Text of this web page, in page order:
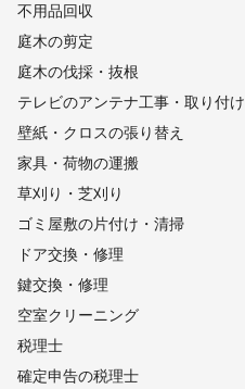
不用品回収
庭木の剪定
庭木の伐採・抜根
テレビのアンテナ工事・取り付け
壁紙・クロスの張り替え
家具・荷物の運搬
草刈り・芝刈り
ゴミ屋敷の片付け・清掃
ドア交換・修理
鍵交換・修理
空室クリーニング
税理士
確定申告の税理士